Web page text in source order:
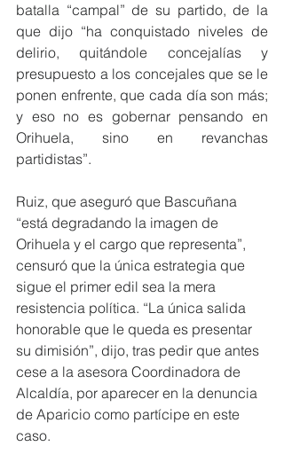
batalla “campal” de su partido, de la
que dijo “ha conquistado niveles de
delirio, quitándole concejalías y
presupuesto a los concejales que se le
ponen enfrente, que cada día son más;
y eso no es gobernar pensando en
Orihuela, sino en revanchas
partidistas”.
Ruiz, que aseguró que Bascuñana
“está degradando la imagen de
Orihuela y el cargo que representa”,
censuró que la única estrategia que
sigue el primer edil sea la mera
resistencia política. “La única salida
honorable que le queda es presentar
su dimisión”, dijo, tras pedir que antes
cese a la asesora Coordinadora de
Alcaldía, por aparecer en la denuncia
de Aparicio como partícipe en este
caso.